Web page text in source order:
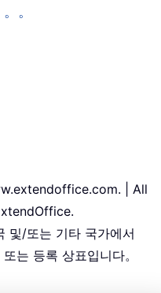
。
| All
/또는 기타 국가에서
는 등록 상표입니다。